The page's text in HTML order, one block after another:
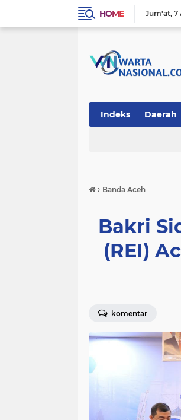
HOME Jum'at 7
Indeks Daerah
› Banda Aceh
Bakri
(REI)
komentar